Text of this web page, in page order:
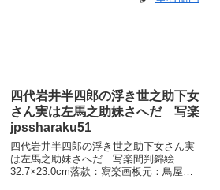
四代岩井半四郎の浮き世之助下女
さん実は左馬之助妹さへだ 写楽
jpssharaku51
四代岩井半四郎の浮き世之助下女さん実
は左馬之助妹さへだ 写楽間判錦絵
32.7×23.0cm落款：寫楽画板元：鳥屋重